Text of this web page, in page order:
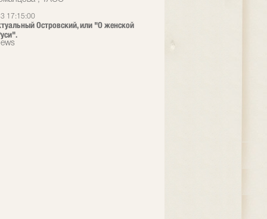
17:15:00
Островский, или "О женской